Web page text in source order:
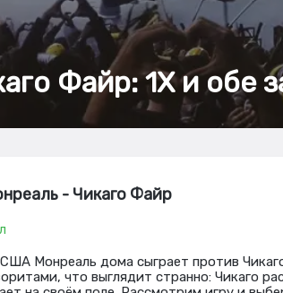
Файр: 1Х и обе
- Чикаго Файр
Монреаль дома сыграет против
что выглядит странно: Чикаго